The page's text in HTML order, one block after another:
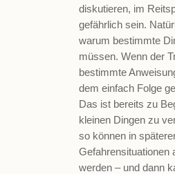
diskutieren, im
gefährlich sein.
warum bestimmte
müssen. Wenn der
bestimmte
dem einfach Folge
Das ist bereits zu
kleinen Dingen zu
so können in
Gefahrensituationen
werden – und dann